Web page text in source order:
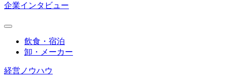
企業インタビュー
飲食・宿泊
卸・メーカー
経営ノウハウ